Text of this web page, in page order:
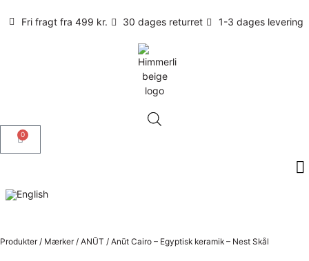
Fri fragt fra 499 kr. 30 dages returret 1-3 dages levering
0
Produkter / Mærker / ANŪT / Anūt Cairo – Egyptisk keramik – Nest Skål